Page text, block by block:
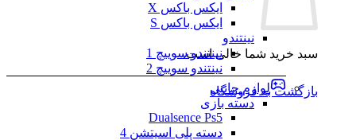
سبد خرید شما خالی است.
بازگشت به فروشگاه
ایکس باکس X
ایکس باکس S
نینتندو
نینتندو سوییچ 1
نینتندو سوییچ 2
لوازم جانبی
دسته بازی
Dualsence Ps5
دسته پلی اسیتشن 4